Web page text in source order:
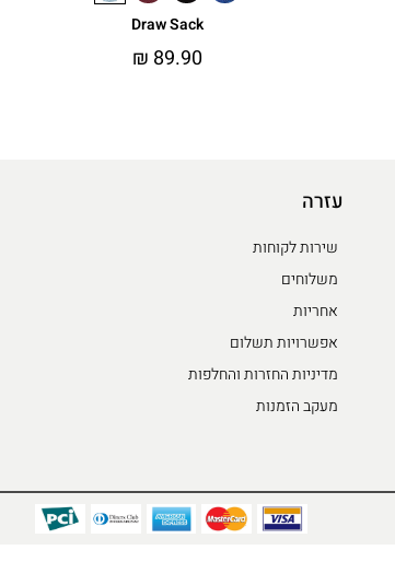
Draw Sack
₪ 89.90
עזרה
שירות לקוחות
משלוחים
אחריות
אפשרויות תשלום
מדיניות החזרות והחלפות
מעקב הזמנות